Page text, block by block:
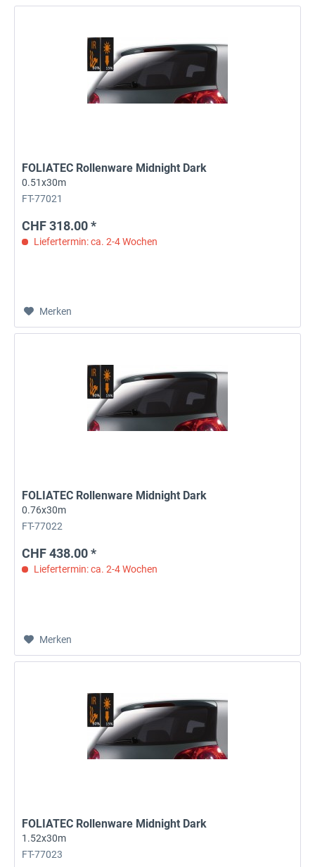
FOLIATEC Rollenware Midnight Dark
0.51x30m
FT-77021
CHF 318.00 *
Liefertermin: ca. 2-4 Wochen
Merken
FOLIATEC Rollenware Midnight Dark
0.76x30m
FT-77022
CHF 438.00 *
Liefertermin: ca. 2-4 Wochen
Merken
FOLIATEC Rollenware Midnight Dark
1.52x30m
FT-77023